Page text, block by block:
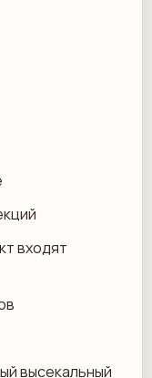
входят
высекальный